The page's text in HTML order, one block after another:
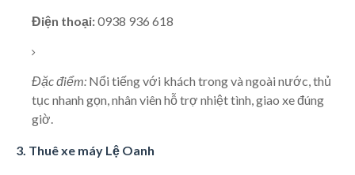
Điện thoại:0938 936 618
Đặc điểm: Nổi tiếng với khách trong và ngoài nước, thủ
tục nhanh gọn, nhân viên hỗ trợ nhiệt tình, giao xe đúng
giờ.
3. Thuê xe máy Lệ Oanh